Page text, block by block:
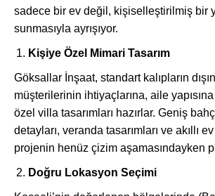
sadece bir ev değil, kişiselleştirilmiş bir
sunmasıyla ayrışıyor.
Kişiye Özel Mimari Tasarım
Göksallar İnşaat, standart kalıpların
müşterilerinin ihtiyaçlarına, aile
özel villa tasarımları hazırlar. Geniş
detayları, veranda tasarımları ve akıllı
projenin henüz çizim aşamasındayken
Doğru Lokasyon Seçimi